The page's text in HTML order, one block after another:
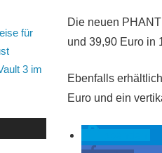
Die neuen
und 39,90 Euro in
Ebenfalls
Euro und ein
für
3 im